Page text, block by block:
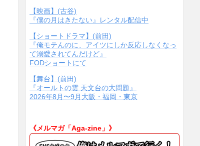
【映画】(古谷)
『僕の月はきたない』レンタル配信中
【ショートドラマ】(前田)
『俺モテんのに、アイツにしか反応しなくなっ
て溺愛されてんだけど』
FODショートにて
【舞台】(前田)
『オールトの雲 天文台の大問題』
2026年8月〜9月大阪・福岡・東京
《メルマガ「Aga-zine」》